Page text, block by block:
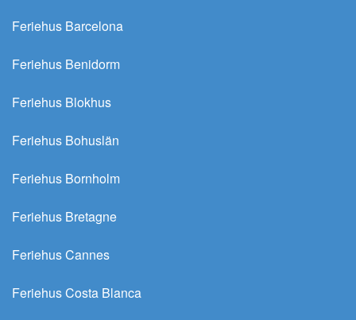
Feriehus Barcelona
Feriehus Benidorm
Feriehus Blokhus
Feriehus Bohuslän
Feriehus Bornholm
Feriehus Bretagne
Feriehus Cannes
Feriehus Costa Blanca